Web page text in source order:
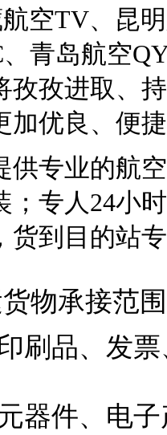
空TV、昆
青岛航空
孜孜进取、
加优良、便
业的航空货
；专人24小
货到目的站
承接范围
、发票
、电子